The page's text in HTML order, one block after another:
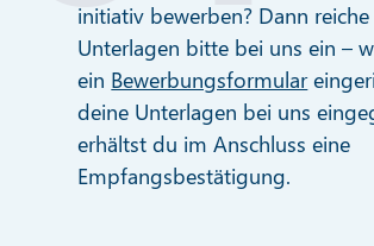
initiativ bewerben? Dann
Unterlagen bitte bei uns ein –
ein Bewerbungsformular
deine Unterlagen bei uns
erhältst du im Anschluss eine
Empfangsbestätigung.